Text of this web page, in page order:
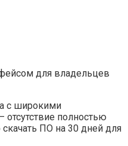
для владельцев
с широкими
полностью
ПО на 30 дней для